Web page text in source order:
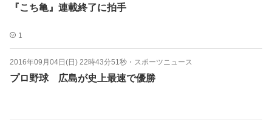
『こち亀』連載終了に拍手
1
2016年09月04日(日) 22時43分51秒 ・ スポーツニュース
プロ野球 広島が史上最速で優勝